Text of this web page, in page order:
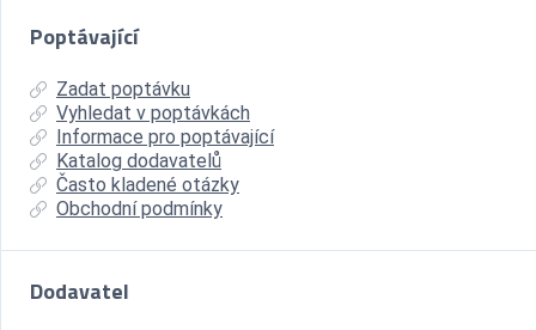
Poptávající
Zadat poptávku
Vyhledat v poptávkách
Informace pro poptávající
Katalog dodavatelů
Často kladené otázky
Obchodní podmínky
Dodavatel